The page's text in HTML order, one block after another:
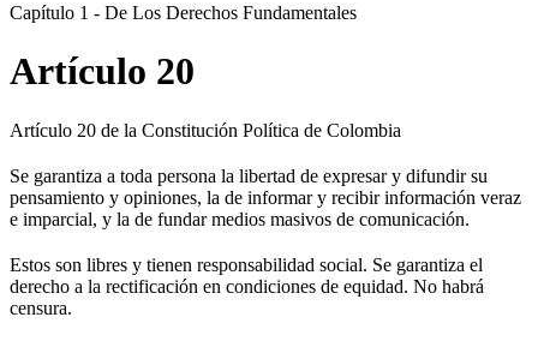
Capítulo 1 - De Los Derechos Fundamentales
Artículo 20
Artículo 20 de la Constitución Política de Colombia
Se garantiza a toda persona la libertad de expresar y difundir su
pensamiento y opiniones, la de informar y recibir información veraz
e imparcial, y la de fundar medios masivos de comunicación.
Estos son libres y tienen responsabilidad social. Se garantiza el
derecho a la rectificación en condiciones de equidad. No habrá
censura.